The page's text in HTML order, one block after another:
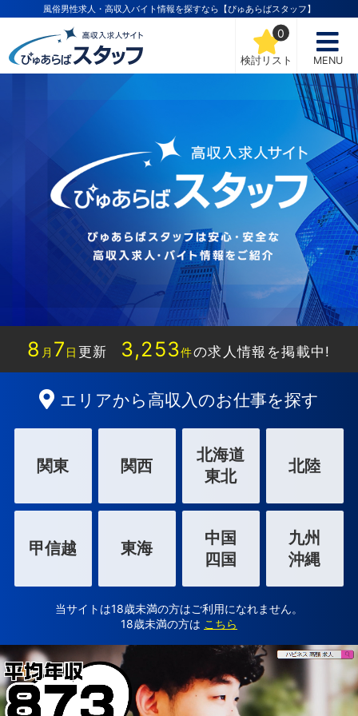
風俗男性求人・高収入バイト情報を探すなら【ぴゅあらばスタッフ】
検討リスト
0
MENU
8 月 7 日 更新 3,253件の求人情報を掲載中!
エリアから高収入のお仕事を探す
関東 関西
北海道
東北
北陸
甲信越 東海
中国
四国
九州
沖縄
当サイトは18歳未満の方はご利用になれません。
18歳未満の方は こちら